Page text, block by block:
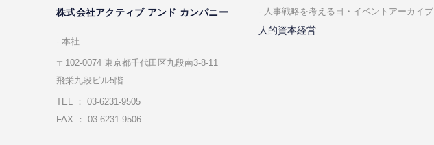
株式会社アクティブ アンド カンパニー
本社
〒102-0074 東京都千代⽥区九段南3-8-11
飛栄九段ビル5階
TEL ： 03-6231-9505
FAX ： 03-6231-9506
⼈事戦略を考える⽇・イベントアーカイブ
人的資本経営